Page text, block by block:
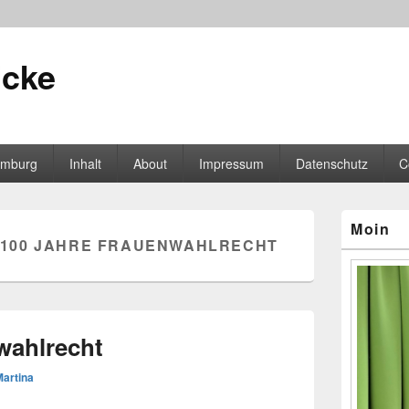
Inhalt About Impressum Datenschutz
100 JAHRE FRAUENWAHLRECHT
Seitenleisten-
Moin